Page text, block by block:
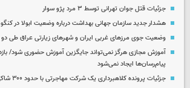
جزئیات قتل جوان تهرانی توسط ۳ مرد پژو سوار
هشدار جدید سازمان جهانی بهداشت درباره وضعیت ابولا در کنگو
وضعیت جوی مرزهای غربی ایران و شهرهای زیارتی عراق طی دو
آموزش مجازی هرگز نمی‌تواند جایگزین آموزش حضوری شود/
پیام‌رسان‌ها ایجاد نمی‌شود
جزئیات پرونده کلاهبرداری یک شرکت مهاجرتی با حدود ۳۰۰ شاکی